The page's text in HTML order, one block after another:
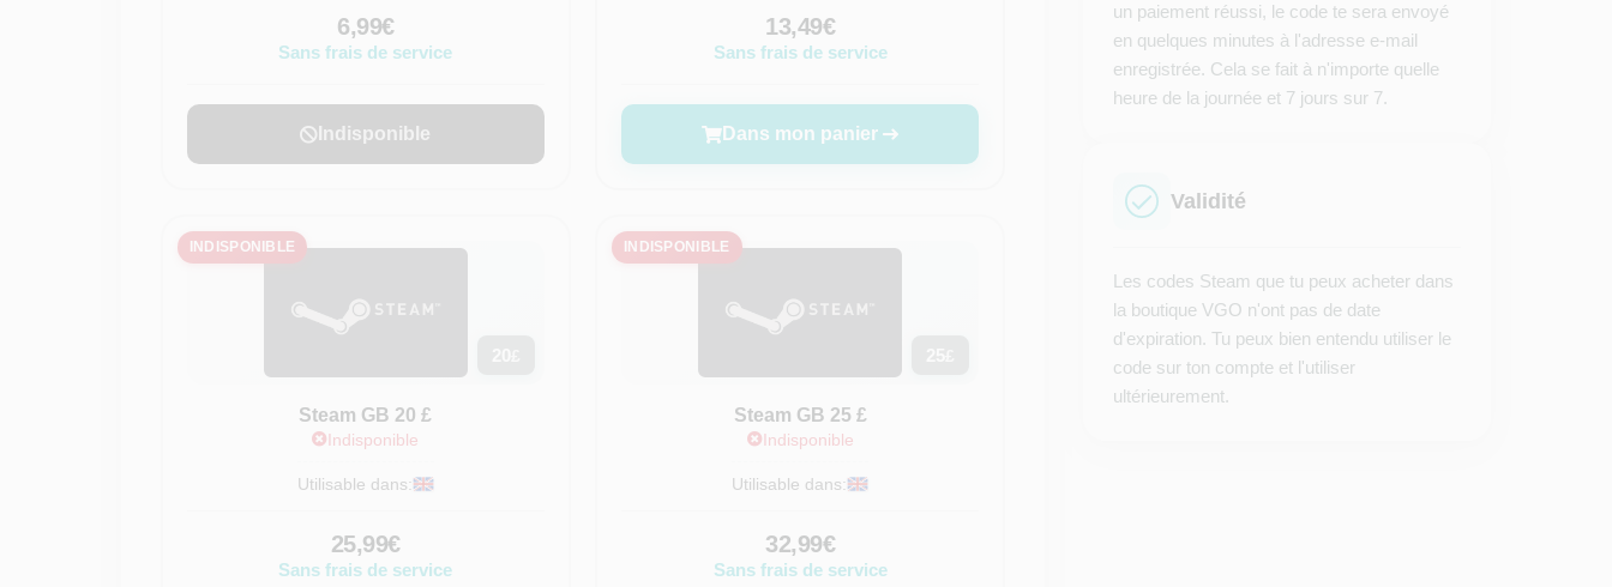
6,99€
Sans frais de service
Indisponible
13,49€
Sans frais de service
Dans mon panier
INDISPONIBLE
Steam GB 20 £
Indisponible
Utilisable dans:
25,99€
Sans frais de service
INDISPONIBLE
Steam GB 25 £
Indisponible
Utilisable dans:
32,99€
Sans frais de service
un paiement réussi, le code te sera envoyé
en quelques minutes à l'adresse e-mail
enregistrée. Cela se fait à n'importe quelle
heure de la journée et 7 jours sur 7.
Validité
Les codes Steam que tu peux acheter dans
la boutique VGO n'ont pas de date
d'expiration. Tu peux bien entendu utiliser le
code sur ton compte et l'utiliser
ultérieurement.